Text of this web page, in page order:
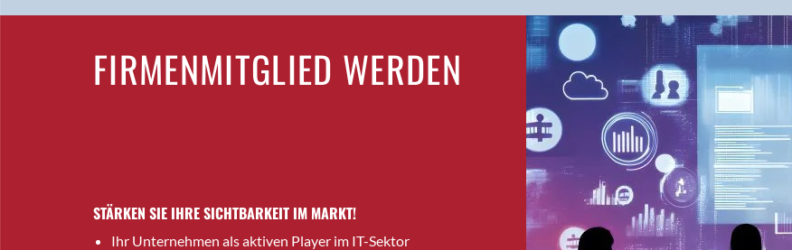
Birsfelden
Bolligen
Bonaduz
Bonstetten
Bottighofen
Bremgarten bei Bern
Brig-Glis
Bronschhofen
Brugg
FIRMENMITGLIED WERDEN
STÄRKEN SIE IHRE SICHTBARKEIT IM MARKT!
Ihr Unternehmen als aktiven Player im IT-Sektor